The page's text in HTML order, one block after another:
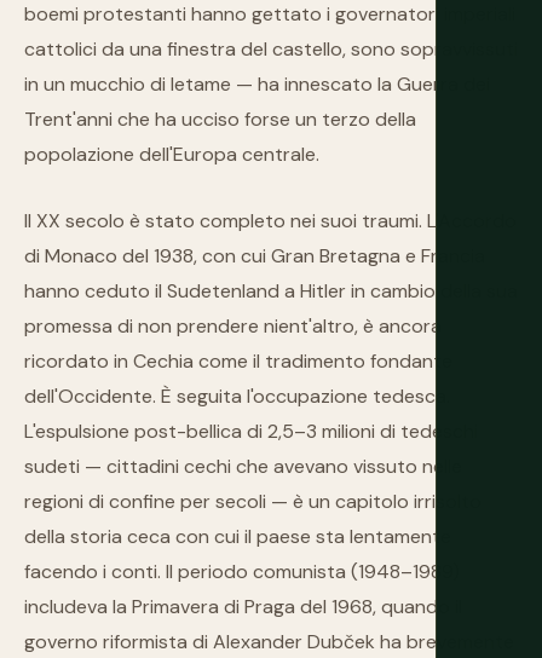
boemi protestanti hanno gettato i governatori imperiali
cattolici da una finestra del castello, sono sopravvissuti
in un mucchio di letame — ha innescato la Guerra dei
Trent'anni che ha ucciso forse un terzo della
popolazione dell'Europa centrale.
Il XX secolo è stato completo nei suoi traumi. L'Accordo
di Monaco del 1938, con cui Gran Bretagna e Francia
hanno ceduto il Sudetenland a Hitler in cambio della sua
promessa di non prendere nient'altro, è ancora
ricordato in Cechia come il tradimento fondante
dell'Occidente. È seguita l'occupazione tedesca.
L'espulsione post-bellica di 2,5–3 milioni di tedeschi
sudeti — cittadini cechi che avevano vissuto nelle
regioni di confine per secoli — è un capitolo irrisolto
della storia ceca con cui il paese sta lentamente
facendo i conti. Il periodo comunista (1948–1989)
includeva la Primavera di Praga del 1968, quando il
governo riformista di Alexander Dubček ha brevemente